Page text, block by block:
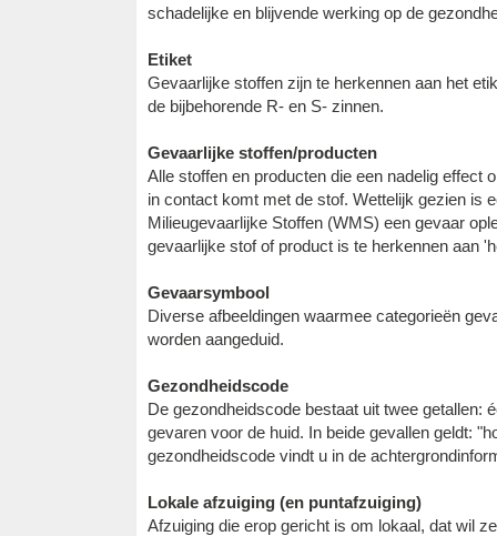
schadelijke en blijvende werking op de
Etiket
Gevaarlijke stoffen zijn te herkennen aan het
de bijbehorende R- en S- zinnen.
Gevaarlijke stoffen/producten
Alle stoffen en producten die een nadelig effect
in contact komt met de stof. Wettelijk gezien is
Milieugevaarlijke Stoffen (WMS) een gevaar
gevaarlijke stof of product is te herkennen aan
Gevaarsymbool
Diverse afbeeldingen waarmee categorieën
worden aangeduid.
Gezondheidscode
De gezondheidscode bestaat uit twee getallen:
gevaren voor de huid. In beide gevallen geldt:
gezondheidscode vindt u in de
Lokale afzuiging (en puntafzuiging)
Afzuiging die erop gericht is om lokaal, dat wil